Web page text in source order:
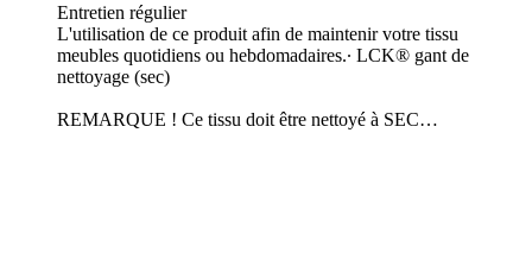
Entretien régulier
L'utilisation de ce produit afin de maintenir votre tissu
meubles quotidiens ou hebdomadaires.∙ LCK® gant de
nettoyage (sec)
REMARQUE ! Ce tissu doit être nettoyé à SEC…